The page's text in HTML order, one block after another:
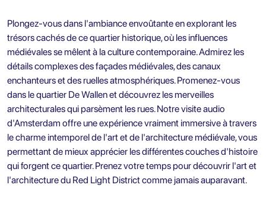
Plongez-vous dans l'ambiance envoûtante en explorant les
trésors cachés de ce quartier historique, où les influences
médiévales se mêlent à la culture contemporaine. Admirez les
détails complexes des façades médiévales, des canaux
enchanteurs et des ruelles atmosphériques. Promenez-vous
dans le quartier De Wallen et découvrez les merveilles
architecturales qui parsèment les rues. Notre visite audio
d'Amsterdam offre une expérience vraiment immersive à travers
le charme intemporel de l'art et de l'architecture médiévale, vous
permettant de mieux apprécier les différentes couches d'histoire
qui forgent ce quartier. Prenez votre temps pour découvrir l'art et
l'architecture du Red Light District comme jamais auparavant.